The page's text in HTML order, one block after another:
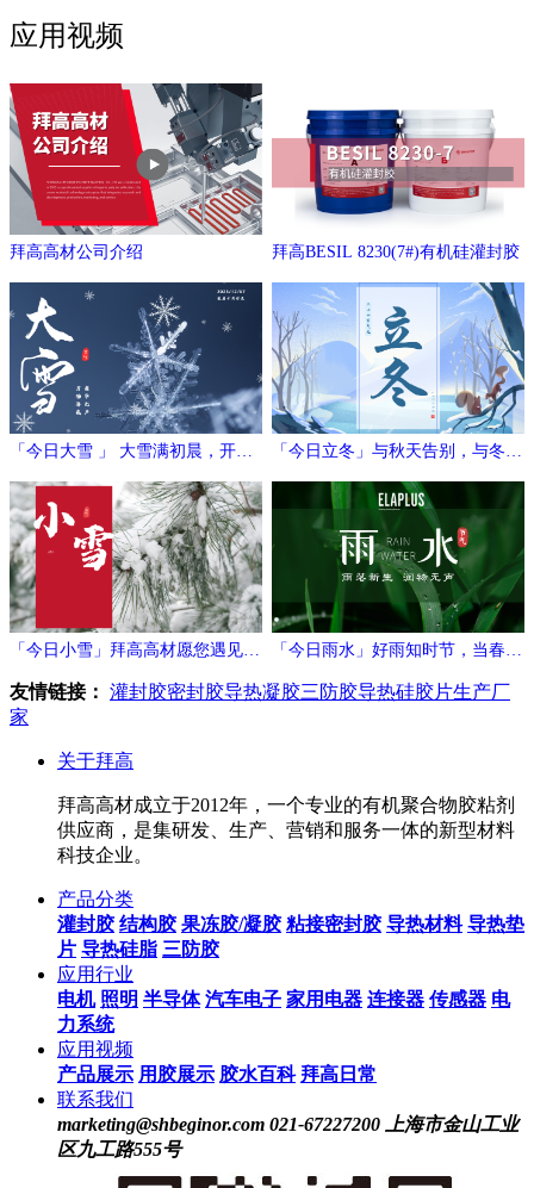
应用视频
拜高高材公司介绍 拜高BESIL 8230(7#)有机硅灌封胶
「今日大雪 」 大雪满初晨，开门
万象新
「今日立冬」与秋天告别，与冬日
相拥
「今日小雪」拜高高材愿您遇见冬
日的温暖与期待！
「今日雨水」好雨知时节，当春乃
发生
友情链接： 灌封胶密封胶导热凝胶三防胶导热硅胶片生产厂
家
关于拜高
拜高高材成立于2012年，一个专业的有机聚合物胶粘剂
供应商，是集研发、生产、营销和服务一体的新型材料
科技企业。
产品分类
灌封胶 结构胶 果冻胶/凝胶 粘接密封胶 导热材料 导热垫
片 导热硅脂 三防胶
应用行业
电机 照明 半导体 汽车电子 家用电器 连接器 传感器 电
力系统
应用视频
产品展示 用胶展示 胶水百科 拜高日常
联系我们
marketing@shbeginor.com 021-67227200
上海市金山工业
区九工路555号